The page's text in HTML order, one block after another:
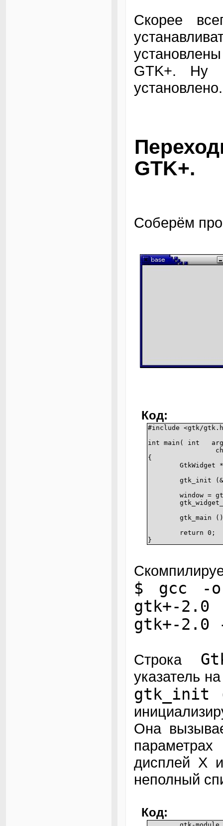
Скорее
GTK+. Ну
установлено.
GTK+.
Соберём
Код:
#include <gtk/
int main( int
{
GtkWidget
gtk_init
window =
gtk_main
return 0;
}
$ gcc -o
gtk+-
gtk+-
Строка
указатель
gtk_init
Она
дисплей X
неполный
Код: